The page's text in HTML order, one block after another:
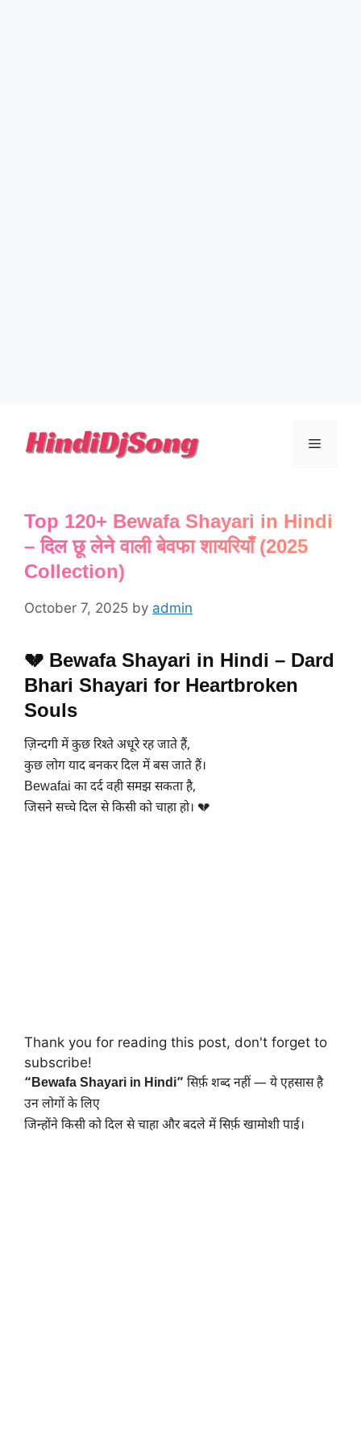
content
Menu
Top 120+ Bewafa Shayari in Hindi
– दिल छू लेने वाली बेवफा शायरियाँ (2025
Collection)
October 7, 2025 by admin
💔 Bewafa Shayari in Hindi – Dard
Bhari Shayari for Heartbroken
Souls
ज़िन्दगी में कुछ रिश्ते अधूरे रह जाते हैं,
कुछ लोग याद बनकर दिल में बस जाते हैं।
Bewafai का दर्द वही समझ सकता है,
जिसने सच्चे दिल से किसी को चाहा हो। 💔
Thank you for reading this post, don't forget to
subscribe!
“Bewafa Shayari in Hindi” सिर्फ़ शब्द नहीं — ये एहसास है
उन लोगों के लिए
जिन्होंने किसी को दिल से चाहा और बदले में सिर्फ़ खामोशी पाई।